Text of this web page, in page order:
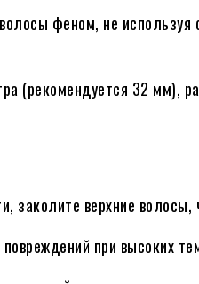
феном, не используя
(рекомендуется 32 мм),
заколите верхние
при высоких